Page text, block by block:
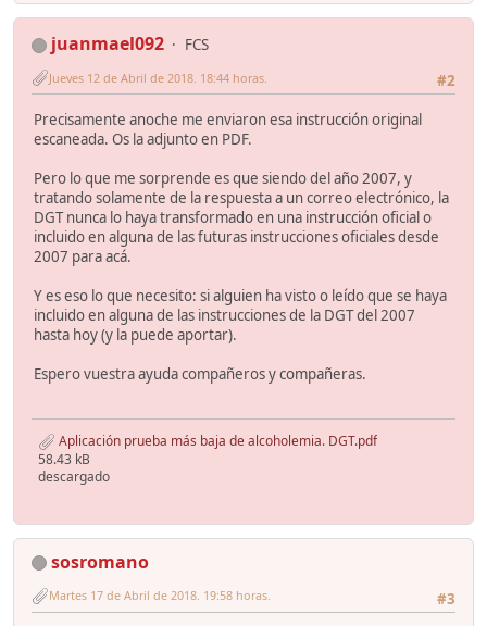
juanmael092
FCS
#2
Jueves 12 de Abril de 2018. 18:44 horas.
Precisamente anoche me enviaron esa instrucción original
escaneada. Os la adjunto en PDF.
Pero lo que me sorprende es que siendo del año 2007, y
tratando solamente de la respuesta a un correo electrónico, la
DGT nunca lo haya transformado en una instrucción oficial o
incluido en alguna de las futuras instrucciones oficiales desde
2007 para acá.
Y es eso lo que necesito: si alguien ha visto o leído que se haya
incluido en alguna de las instrucciones de la DGT del 2007
hasta hoy (y la puede aportar).
Espero vuestra ayuda compañeros y compañeras.
Aplicación prueba más baja de alcoholemia. DGT.pdf
58.43 kB
descargado
sosromano
#3
Martes 17 de Abril de 2018. 19:58 horas.